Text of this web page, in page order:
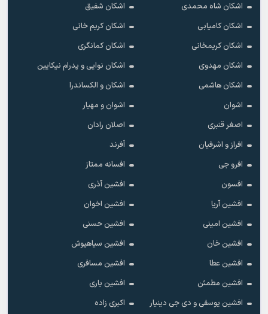
اشکان شاه محمدی
اشکان شفیق
اشکان کامیابی
اشکان کریم خانی
اشکان کریمخانی
اشکان کمانگری
اشکان مهدوی
اشکان نوایی و پدرام نیکایین
اشکان هاشمی
اشکان و الکساندرا
اشوان
اشوان و مهیار
اصغر قنبری
اصلان رادان
افراز و اشرفیان
اَفرند
افرو جی
افسانه ممتاز
افسون
افشین آذری
افشین آریا
افشین اخوان
افشین امینی
افشین حسنی
افشین خان
افشین سیاهپوش
افشین عطا
افشین مسافری
افشین مطمئن
افشین یاری
افشین یوسفی و دی جی دینیار
اکبری زاده